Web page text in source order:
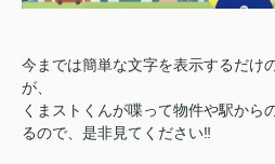
今までは簡単な文字を表示するだけ
が、
くまストくんが喋って物件や駅から
るので、是非見てください‼️